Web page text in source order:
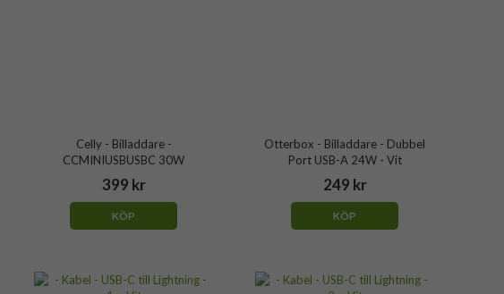
Celly - Billaddare -
CCMINIUSBUSBC 30W
399 kr
KÖP
Otterbox - Billaddare - Dubbel
Port USB-A 24W - Vit
249 kr
KÖP